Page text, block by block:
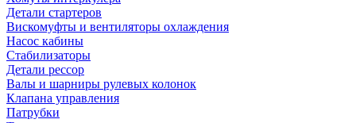
Детали стартеров
Вискомуфты и вентиляторы охлаждения
Насос кабины
Стабилизаторы
Детали рессор
Валы и шарниры рулевых колонок
Клапана управления
Патрубки